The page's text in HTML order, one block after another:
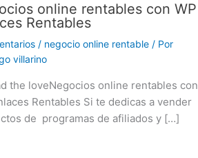
online rentables con WP
Rentables
/ negocio online rentable/ Por
villarino
the loveNegocios online rentables con
Rentables Si te dedicas a vender
de programas de afiliados y […]